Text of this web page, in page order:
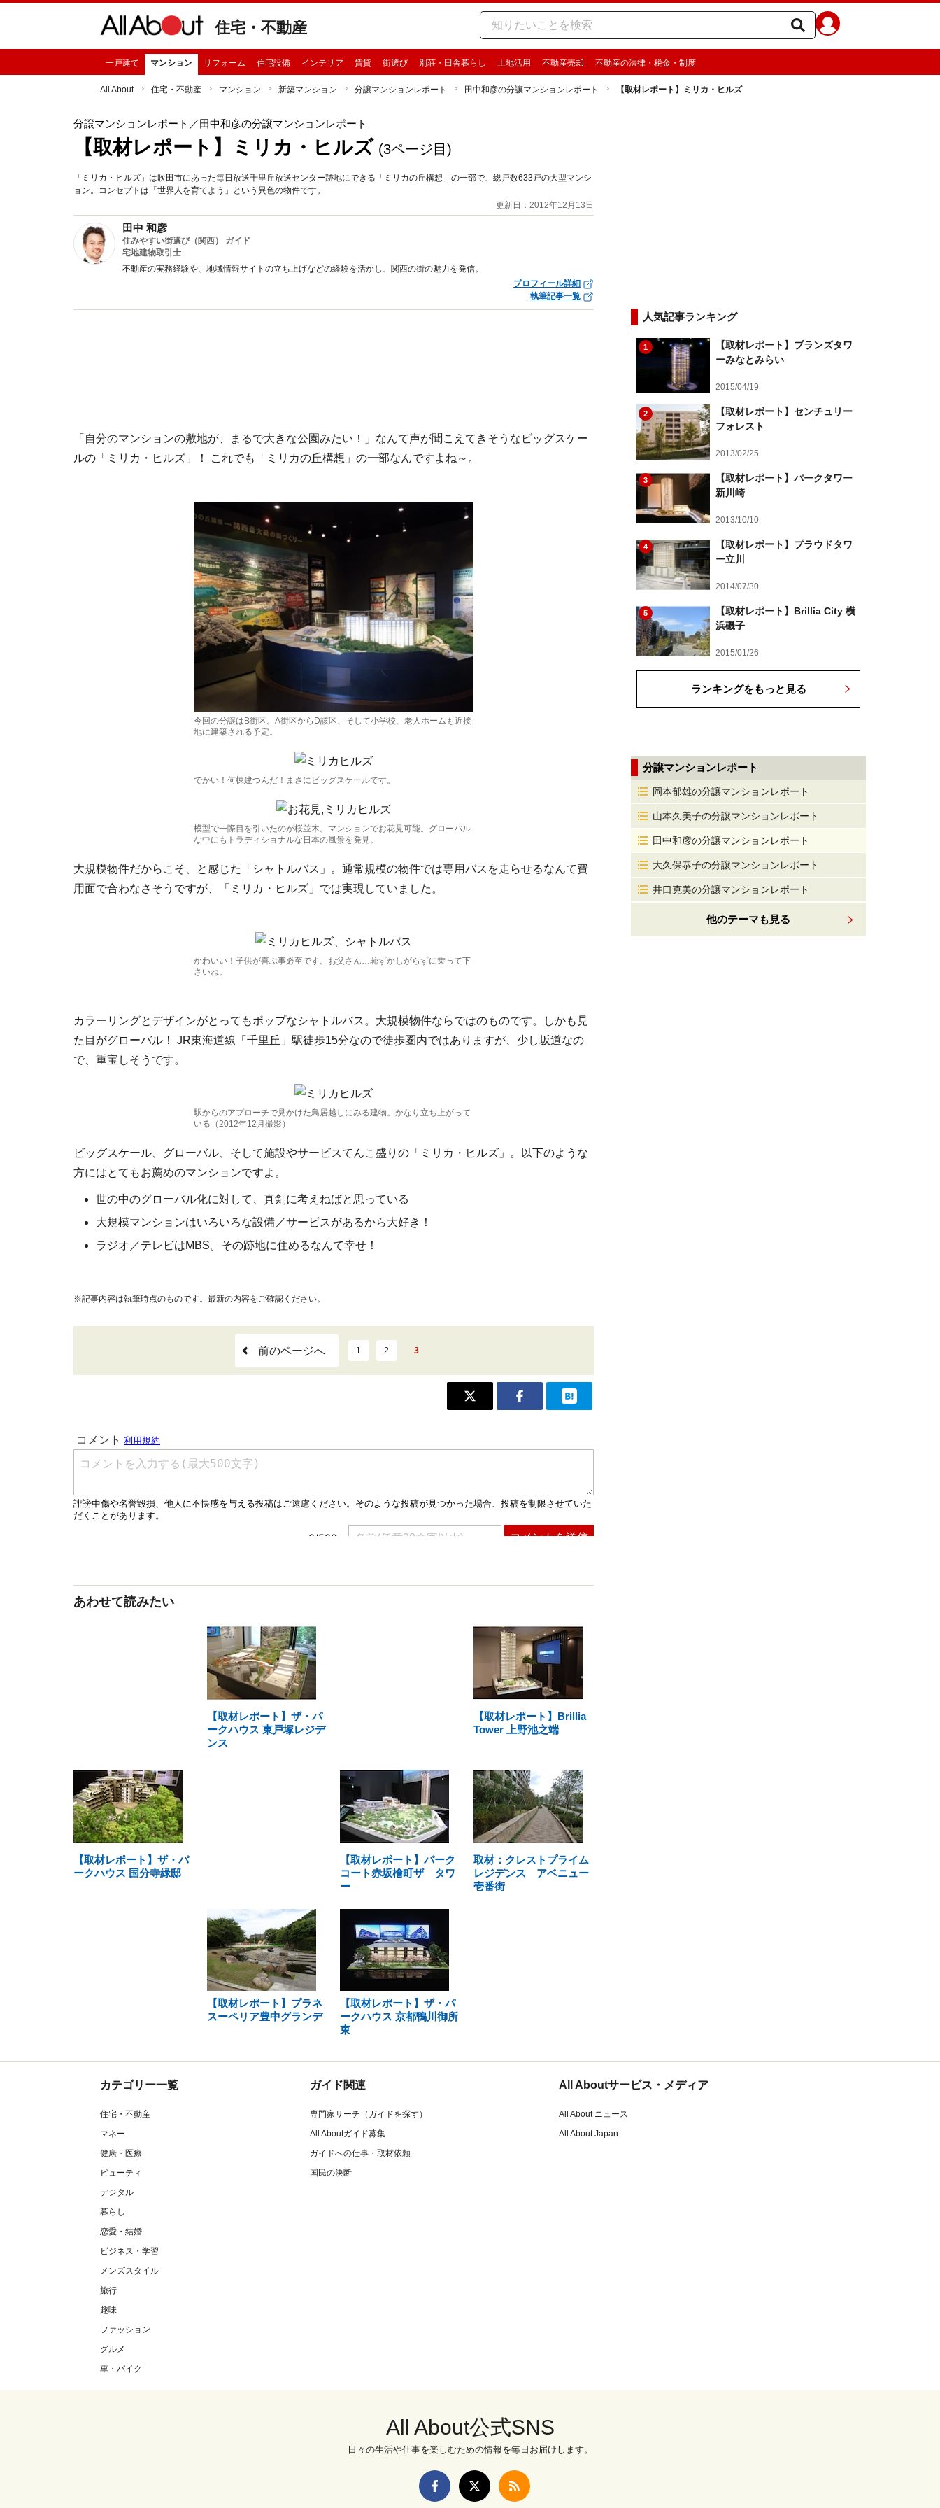
住宅・不動産
一戸建て マンション リフォーム 住宅設備 インテリア 賃貸 街選び 別荘・田舎暮らし 土地活用 不動産売却 不動産の法律・税金・制度
All About 住宅・不動産 マンション 新築マンション 分譲マンションレポート 田中和彦の分譲マンションレポート 【取材レポート】ミリカ・ヒルズ
分譲マンションレポート ／田中和彦の分譲マンションレポート
【取材レポート】ミリカ・ヒルズ (3ページ目)
「ミリカ・ヒルズ」は吹田市にあった毎日放送千里丘放送センター跡地にできる「ミリカの丘構想」の一部で、総戸数633戸の大型マンシ
ョン。コンセプトは「世界人を育てよう」という異色の物件です。
更新日：2012年12月13日
田中 和彦
住みやすい街選び（関西） ガイド
宅地建物取引士
不動産の実務経験や、地域情報サイトの立ち上げなどの経験を活かし、関西の街の魅力を発信。
プロフィール詳細
執筆記事一覧
「自分のマンションの敷地が、まるで大きな公園みたい！」なんて声が聞こえてきそうなビッグスケー
ルの「ミリカ・ヒルズ」！ これでも「ミリカの丘構想」の一部なんですよね～。
今回の分譲はB街区。A街区からD該区、そして小学校、老人ホームも近接
地に建築される予定。
でかい！何棟建つんだ！まさにビッグスケールです。
模型で一際目を引いたのが桜並木。マンションでお花見可能。グローバル
な中にもトラディショナルな日本の風景を発見。
大規模物件だからこそ、と感じた「シャトルバス」。通常規模の物件では専用バスを走らせるなんて費
用面で合わなさそうですが、「ミリカ・ヒルズ」では実現していました。
かわいい！子供が喜ぶ事必至です。お父さん…恥ずかしがらずに乗って下
さいね。
カラーリングとデザインがとってもポップなシャトルバス。大規模物件ならではのものです。しかも見
た目がグローバル！ JR東海道線「千里丘」駅徒歩15分なので徒歩圏内ではありますが、少し坂道なの
で、重宝しそうです。
駅からのアプローチで見かけた鳥居越しにみる建物。かなり立ち上がって
いる（2012年12月撮影）
ビッグスケール、グローバル、そして施設やサービスてんこ盛りの「ミリカ・ヒルズ」。以下のような
方にはとてもお薦めのマンションですよ。
世の中のグローバル化に対して、真剣に考えねばと思っている
大規模マンションはいろいろな設備／サービスがあるから大好き！
ラジオ／テレビはMBS。その跡地に住めるなんて幸せ！
※記事内容は執筆時点のものです。最新の内容をご確認ください。
前のページへ 1 2 3
あわせて読みたい
【取材レポート】ザ・パ
ークハウス 東戸塚レジデ
ンス
【取材レポート】Brillia
Tower 上野池之端
【取材レポート】ザ・パ
ークハウス 国分寺緑邸
【取材レポート】パーク
コート赤坂檜町ザ タワ
ー
取材：クレストプライム
レジデンス アベニュー
壱番街
【取材レポート】プラネ
スーペリア豊中グランデ
【取材レポート】ザ・パ
ークハウス 京都鴨川御所
東
人気記事ランキング
1
【取材レポート】ブランズタワ
ーみなとみらい
2015/04/19
2
【取材レポート】センチュリー
フォレスト
2013/02/25
3
【取材レポート】パークタワー
新川崎
2013/10/10
4
【取材レポート】プラウドタワ
ー立川
2014/07/30
5
【取材レポート】Brillia City 横
浜磯子
2015/01/26
ランキングをもっと見る
分譲マンションレポート
岡本郁雄の分譲マンションレポート
山本久美子の分譲マンションレポート
田中和彦の分譲マンションレポート
大久保恭子の分譲マンションレポート
井口克美の分譲マンションレポート
他のテーマも見る
カテゴリー一覧
住宅・不動産
マネー
健康・医療
ビューティ
デジタル
暮らし
恋愛・結婚
ビジネス・学習
メンズスタイル
旅行
趣味
ファッション
グルメ
車・バイク
ガイド関連
専門家サーチ（ガイドを探す）
All Aboutガイド募集
ガイドへの仕事・取材依頼
国民の決断
All Aboutサービス・メディア
All About ニュース
All About Japan
All About公式SNS
日々の生活や仕事を楽しむための情報を毎日お届けします。